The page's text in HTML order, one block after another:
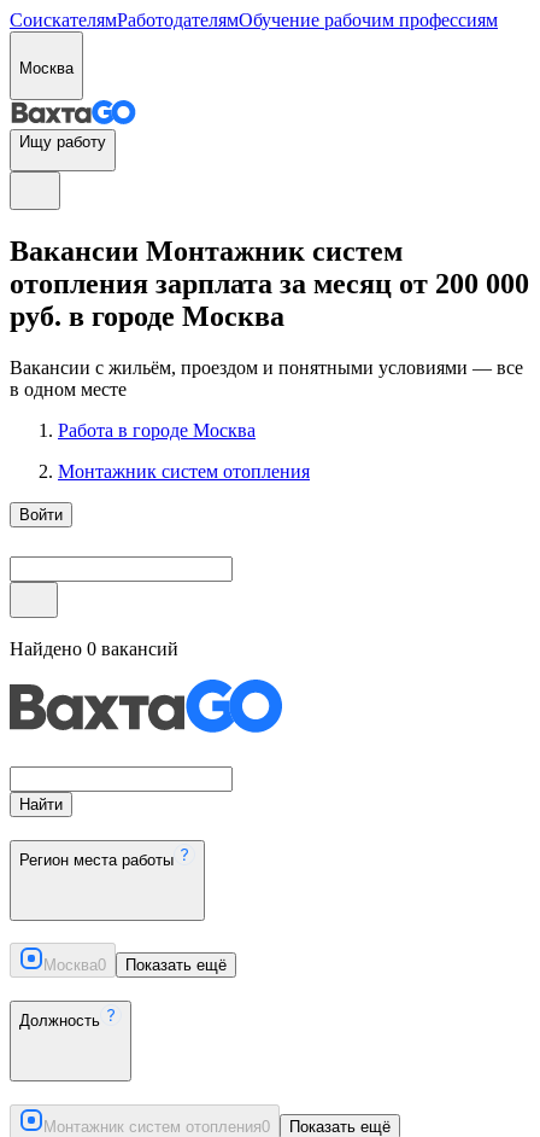
СоискателямРаботодателямОбучение рабочим профессиям
Москва
Ищу работу
Вакансии Монтажник систем
отопления зарплата за месяц от 200 000
руб. в городе Москва
Вакансии с жильём, проездом и понятными условиями — все
в одном месте
Работа в городе Москва
Монтажник систем отопления
Войти
Найдено 0 вакансий
Найти
Регион места работы
Москва0 Показать ещё
Должность
Монтажник систем отопления0 Показать ещё